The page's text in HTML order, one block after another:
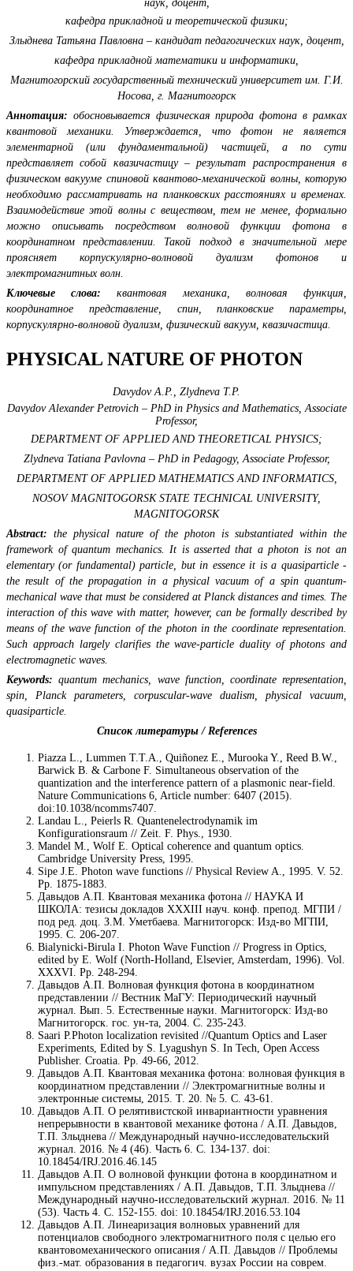
наук, доцент,
кафедра прикладной и теоретической физики;
Злыднева Татьяна Павловна – кандидат педагогических наук, доцент,
кафедра прикладной математики и информатики,
Магнитогорский государственный технический университет им. Г.И.
Носова, г. Магнитогорск
Аннотация: обосновывается физическая природа фотона в рамках
квантовой механики. Утверждается, что фотон не является
элементарной (или фундаментальной) частицей, а по сути
представляет собой квазичастицу – результат распространения в
физическом вакууме спиновой квантово-механической волны, которую
необходимо рассматривать на планковских расстояниях и временах.
Взаимодействие этой волны с веществом, тем не менее, формально
можно описывать посредством волновой функции фотона в
координатном представлении. Такой подход в значительной мере
проясняет корпускулярно-волновой дуализм фотонов и
электромагнитных волн.
Ключевые слова: квантовая механика, волновая функция,
координатное представление, спин, планковские параметры,
корпускулярно-волновой дуализм, физический вакуум, квазичастица.
PHYSICAL NATURE OF PHOTON
Davydov A.P., Zlydneva T.P.
Davydov Alexandеr Petrovich – PhD in Physics and Mathematics, Associate
Professor,
DEPARTMENT OF APPLIED AND THEORETICAL PHYSICS;
Zlydneva Tatiana Pavlovna – PhD in Pedagogy, Associate Professor,
DEPARTMENT OF APPLIED MATHEMATICS AND INFORMATICS,
NOSOV MAGNITOGORSK STATE TECHNICAL UNIVERSITY,
MAGNITOGORSK
Abstract: the physical nature of the photon is substantiated within the
framework of quantum mechanics. It is asserted that a photon is not an
elementary (or fundamental) particle, but in essence it is a quasiparticle -
the result of the propagation in a physical vacuum of a spin quantum-
mechanical wave that must be considered at Planck distances and times. The
interaction of this wave with matter, however, can be formally described by
means of the wave function of the photon in the coordinate representation.
Such approach largely clarifies the wave-particle duality of photons and
electromagnetic waves.
Keywords: quantum mechanics, wave function, coordinate representation,
spin, Planck parameters, corpuscular-wave dualism, physical vacuum,
quasiparticle.
Список литературы / References
Piazza L., Lummen T.T.A., Quiñonez E., Murooka Y., Reed B.W.,
Barwick B. & Carbone F. Simultaneous observation of the
quantization and the interference pattern of a plasmonic near-field.
Nature Communications 6, Article number: 6407 (2015).
doi:10.1038/ncomms7407.
Landau L., Peierls R. Quantenelectrodynamik im
Konfigurationsraum // Zeit. F. Phys., 1930.
Mandel M., Wolf E. Optical coherence and quantum optics.
Cambridge University Press, 1995.
Sipe J.E. Photon wave functions // Physical Review A., 1995. V. 52.
Pp. 1875-1883.
Давыдов А.П. Квантовая механика фотона // НАУКА И
ШКОЛА: тезисы докладов XXXIII науч. конф. препод. МГПИ /
под ред. доц. З.М. Уметбаева. Магнитогорск: Изд-во МГПИ,
1995. С. 206-207.
Bialynicki-Birula I. Photon Wave Function // Progress in Optics,
edited by E. Wolf (North-Holland, Elsevier, Amsterdam, 1996). Vol.
XXXVI. Pp. 248-294.
Давыдов А.П. Волновая функция фотона в координатном
представлении // Вестник МаГУ: Периодический научный
журнал. Вып. 5. Естественные науки. Магнитогорск: Изд-во
Магнитогорск. гос. ун-та, 2004. С. 235-243.
Saari P.Photon localization revisited //Quantum Optics and Laser
Experiments, Edited by S. Lyagushyn S. In Tech, Open Access
Publisher. Croatia. Pp. 49-66, 2012.
Давыдов А.П. Квантовая механика фотона: волновая функция в
координатном представлении // Электромагнитные волны и
электронные системы, 2015. Т. 20. № 5. С. 43-61.
Давыдов А.П. О релятивистской инвариантности уравнения
непрерывности в квантовой механике фотона / А.П. Давыдов,
Т.П. Злыднева // Международный научно-исследовательский
журнал. 2016. № 4 (46). Часть 6. С. 134-137. doi:
10.18454/IRJ.2016.46.145
Давыдов А.П. О волновой функции фотона в координатном и
импульсном представлениях / А.П. Давыдов, Т.П. Злыднева //
Международный научно-исследовательский журнал. 2016. № 11
(53). Часть 4. С. 152-155. doi: 10.18454/IRJ.2016.53.104
Давыдов А.П. Линеаризация волновых уравнений для
потенциалов свободного электромагнитного поля с целью его
квантовомеханического описания / А.П. Давыдов // Проблемы
физ.-мат. образования в педагогич. вузах России на соврем.